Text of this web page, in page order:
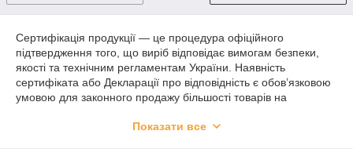
Сертифікація продукції — це процедура офіційного
підтвердження того, що виріб відповідає вимогам безпеки,
якості та технічним регламентам України. Наявність
сертифіката або Декларації про відповідність є обов’язковою
умовою для законного продажу більшості товарів на
Показати все